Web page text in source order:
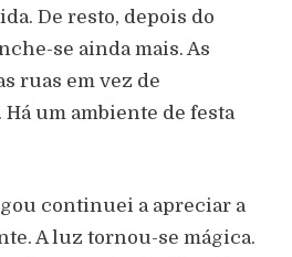
De resto, depois do
se ainda mais. As
ruas em vez de
Há um ambiente de festa
continuei a apreciar a
A luz tornou-se mágica.